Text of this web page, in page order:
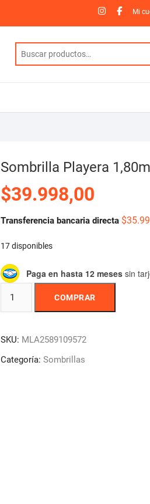
Mi
Sombrilla Playera
$39.998,00
Transferencia bancaria directa $
17 disponibles
Paga en hasta 12 mesessin
Playera
Vonne
Sp1804
COMPRAR
SKU: MLA2589109572
Categoría: Sombrillas